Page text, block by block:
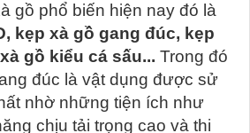
gồ phổ biến hiện nay đó là
kẹp xà gồ gang đúc, kẹp
gồ kiểu cá sấu... Trong đó
đúc là vật dụng được sử
nhờ những tiện ích như
chịu tải trọng cao và thi